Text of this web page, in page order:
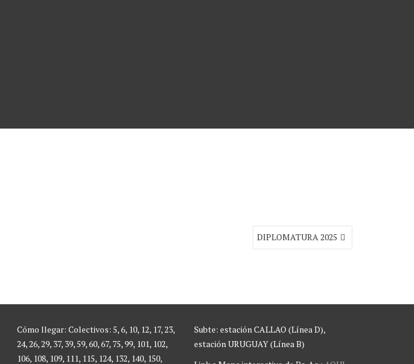
DIPLOMATURA 2025
Cómo llegar: Colectivos: 5, 6, 10, 12, 17, 23,
24, 26, 29, 37, 39, 59, 60, 67, 75, 99, 101, 102,
106, 108, 109, 111, 115, 124, 132, 140, 150,
Subte: estación CALLAO (Línea D),
estación URUGUAY (Línea B)